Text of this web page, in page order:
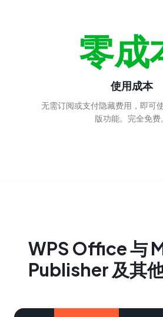
零成
使用成本
无需订阅或支付隐藏费用，即可
版功能。完全免费。
WPS Office 与
Publisher 及其